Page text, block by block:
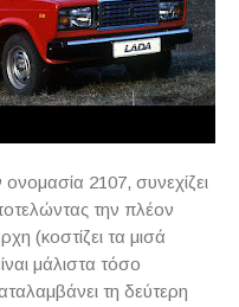
2107, συνεχίζει
την πλέον
(κοστίζει τα μισά
μάλιστα τόσο
τη δεύτερη